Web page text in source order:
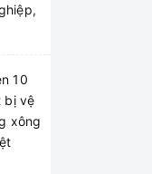
10
bị vệ
xông